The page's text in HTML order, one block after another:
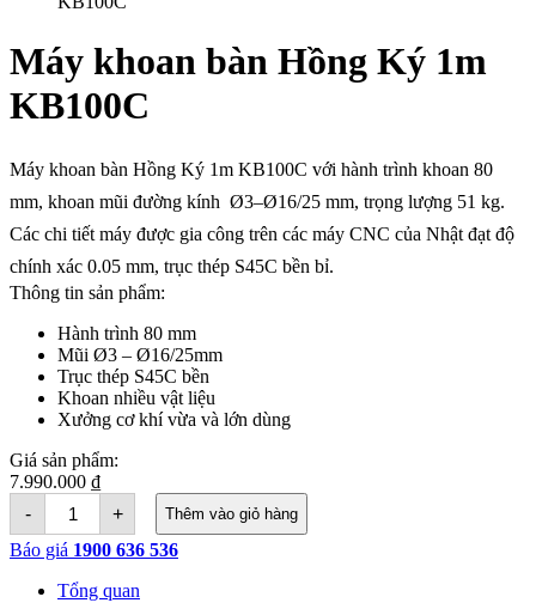
Máy khoan bàn Hồng Ký 1m
KB100C
Máy khoan bàn Hồng Ký 1m KB100C với hành trình khoan 80
mm, khoan mũi đường kính Ø3–Ø16/25 mm, trọng lượng 51 kg.
Các chi tiết máy được gia công trên các máy CNC của Nhật đạt độ
chính xác 0.05 mm, trục thép S45C bền bỉ.
Thông tin sản phẩm:
Hành trình 80 mm
Mũi Ø3 – Ø16/25mm
Trục thép S45C bền
Khoan nhiều vật liệu
Xưởng cơ khí vừa và lớn dùng
Giá sản phẩm:
7.990.000 ₫
-
Máy
khoan
bàn
Hồng
1m
+ Thêm vào giỏ hàng
Báo giá 1900 636 536
Tổng quan